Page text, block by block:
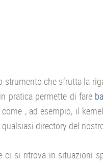
strumento che sfrutta la
pratica permette di fare
, ad esempio, il
directory del
ci si ritrova in situazioni